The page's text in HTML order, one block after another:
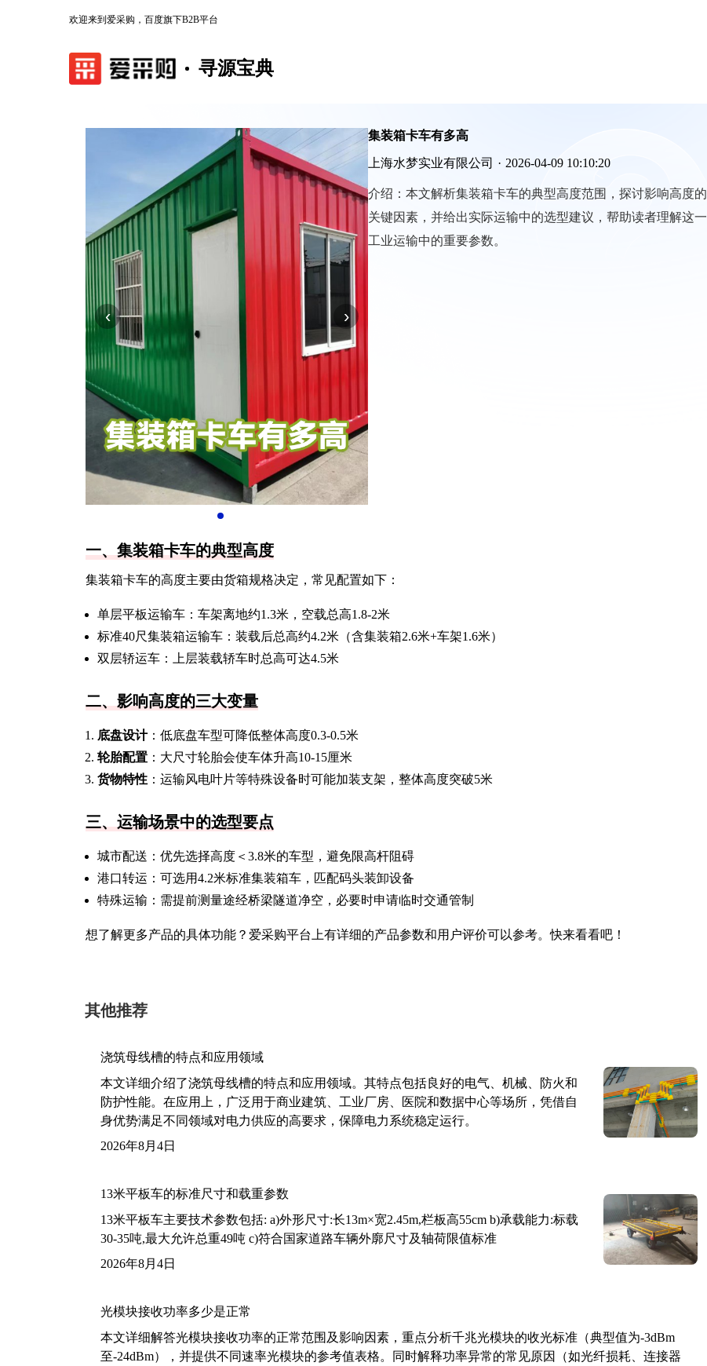
欢迎来到爱采购，百度旗下B2B平台
寻源宝典
‹ ›
集装箱卡车有多高
上海水梦实业有限公司 · 2026-04-09 10:10:20
介绍： 本文解析集装箱卡车的典型高度范围，探讨影响高度的
关键因素，并给出实际运输中的选型建议，帮助读者理解这一
工业运输中的重要参数。
一、集装箱卡车的典型高度
集装箱卡车的高度主要由货箱规格决定，常见配置如下：
单层平板运输车：车架离地约1.3米，空载总高1.8-2米
标准40尺集装箱运输车：装载后总高约4.2米（含集装箱2.6米+车架1.6米）
双层轿运车：上层装载轿车时总高可达4.5米
二、影响高度的三大变量
底盘设计：低底盘车型可降低整体高度0.3-0.5米
轮胎配置 ：大尺寸轮胎会使车体升高10-15厘米
货物特性 ：运输风电叶片等特殊设备时可能加装支架，整体高度突破5米
三、运输场景中的选型要点
城市配送：优先选择高度＜3.8米的车型，避免限高杆阻碍
港口转运：可选用4.2米标准集装箱车，匹配码头装卸设备
特殊运输：需提前测量途经桥梁隧道净空，必要时申请临时交通管制
想了解更多产品的具体功能？爱采购平台上有详细的产品参数和用户评价可以参考。快来看看吧！
其他推荐
浇筑母线槽的特点和应用领域
本文详细介绍了浇筑母线槽的特点和应用领域。其特点包括良好的电气、机械、防火和
防护性能。在应用上，广泛用于商业建筑、工业厂房、医院和数据中心等场所，凭借自
身优势满足不同领域对电力供应的高要求，保障电力系统稳定运行。
2026年8月4日
13米平板车的标准尺寸和载重参数
13米平板车主要技术参数包括: a)外形尺寸:长13m×宽2.45m,栏板高55cm b)承载能力:标载
30-35吨,最大允许总重49吨 c)符合国家道路车辆外廓尺寸及轴荷限值标准
2026年8月4日
光模块接收功率多少是正常
本文详细解答光模块接收功率的正常范围及影响因素，重点分析千兆光模块的收光标准（典型值为-3dBm
至-24dBm），并提供不同速率光模块的参考值表格。同时解释功率异常的常见原因（如光纤损耗、连接器